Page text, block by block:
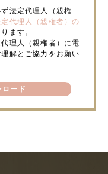
法定代理人（親権
代理人（親権者）の
ます。
理人（親権者）に電
解とご協力をお願い
ロード